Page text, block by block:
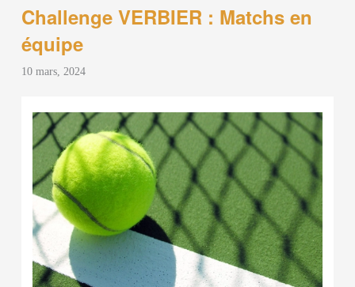
Challenge VERBIER : Matchs en
équipe
10 mars, 2024